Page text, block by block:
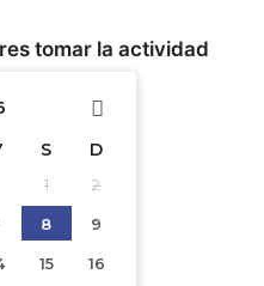
tomar la actividad
S D
1 2
8 9
15 16